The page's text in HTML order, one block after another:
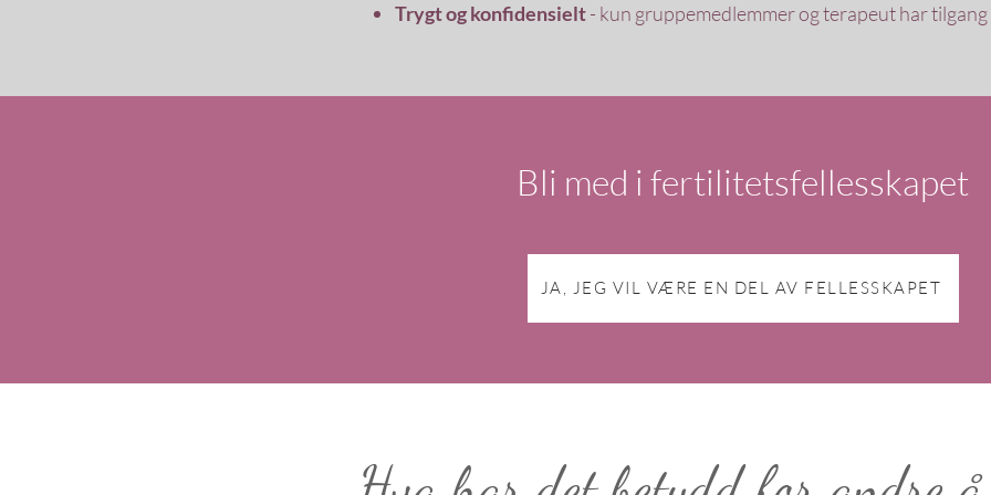
Trygt og konfidensielt- kun gruppemedlemmer og terapeut har tilgang
Bli med i fertilitetsfellesskapet
JA, JEG VIL VÆRE EN DEL AV FELLESSKAPET